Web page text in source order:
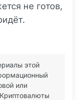
не готов,
этой
или